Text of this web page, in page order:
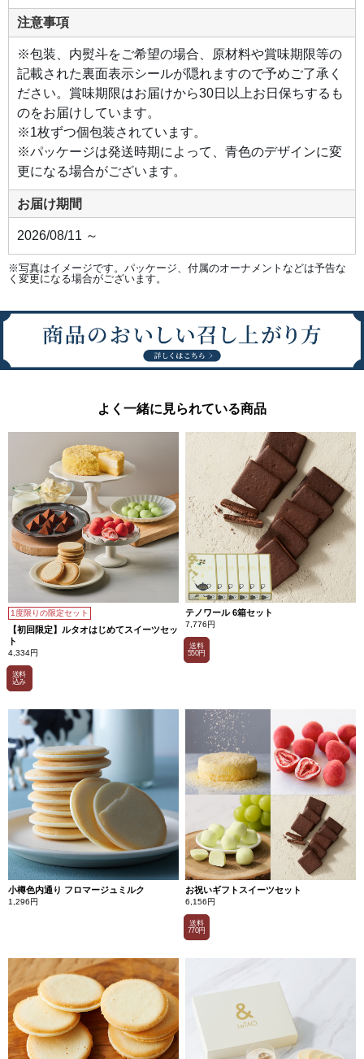
注意事項
※包装、内熨斗をご希望の場合、原材料や賞味期限等の
記載された裏面表示シールが隠れますので予めご了承く
ださい。賞味期限はお届けから30日以上お日保ちするも
のをお届けしています。
※1枚ずつ個包装されています。
※パッケージは発送時期によって、青色のデザインに変
更になる場合がございます。
お届け期間
2026/08/11 ～
※写真はイメージです。パッケージ、付属のオーナメントなどは予告な
く変更になる場合がございます。
よく一緒に見られている商品
1度限りの限定セット
【初回限定】ルタオはじめてスイーツセッ
ト
4,334円
送料
込み
テノワール 6箱セット
7,776円
送料
550円
小樽色内通り フロマージュミルク
1,296円
お祝いギフトスイーツセット
6,156円
送料
770円